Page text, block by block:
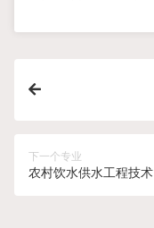
下一个专业
农村饮水供水工程技术